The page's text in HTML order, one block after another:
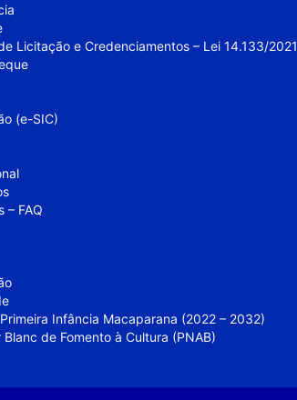
Licitação e Credenciamentos – Lei 14.133/2021
(e-SIC)
– FAQ
Infância Macaparana (2022 – 2032)
de Fomento à Cultura (PNAB)